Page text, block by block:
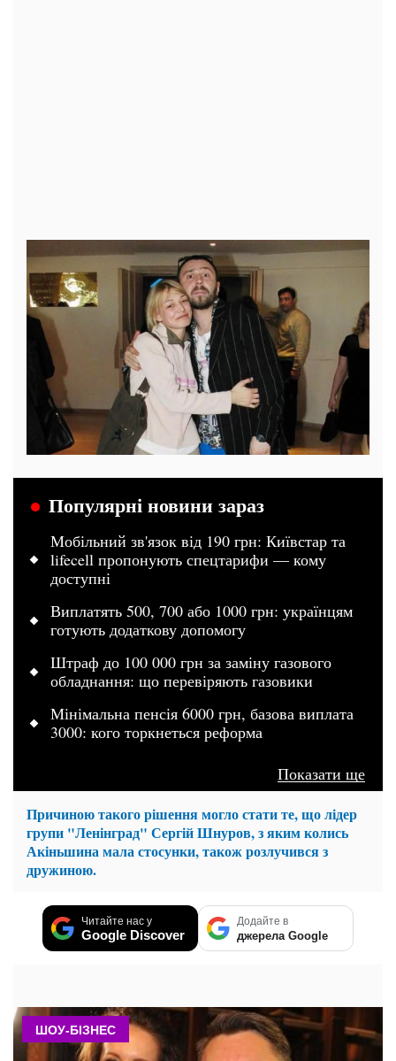
Популярні новини зараз
Мобільний зв'язок від 190 грн: Київстар та
lifecell пропонують спецтарифи — кому
доступні
Виплатять 500, 700 або 1000 грн: українцям
готують додаткову допомогу
Штраф до 100 000 грн за заміну газового
обладнання: що перевіряють газовики
Мінімальна пенсія 6000 грн, базова виплата
3000: кого торкнеться реформа
Показати ще
Причиною такого рішення могло стати те, що лідер
групи "Ленінград" Сергій Шнуров, з яким колись
Акіньшина мала стосунки, також розлучився з
дружиною.
Читайте нас у
Google Discover
Додайте в
джерела Google
ШОУ-БІЗНЕС